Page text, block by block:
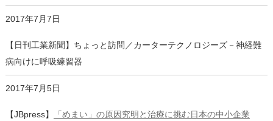
2017年7月7日
【日刊工業新聞】ちょっと訪問／カーターテクノロジーズ－神経難
病向けに呼吸練習器
2017年7月5日
【JBpress】
「めまい」の原因究明と治療に挑む日本の中小企業